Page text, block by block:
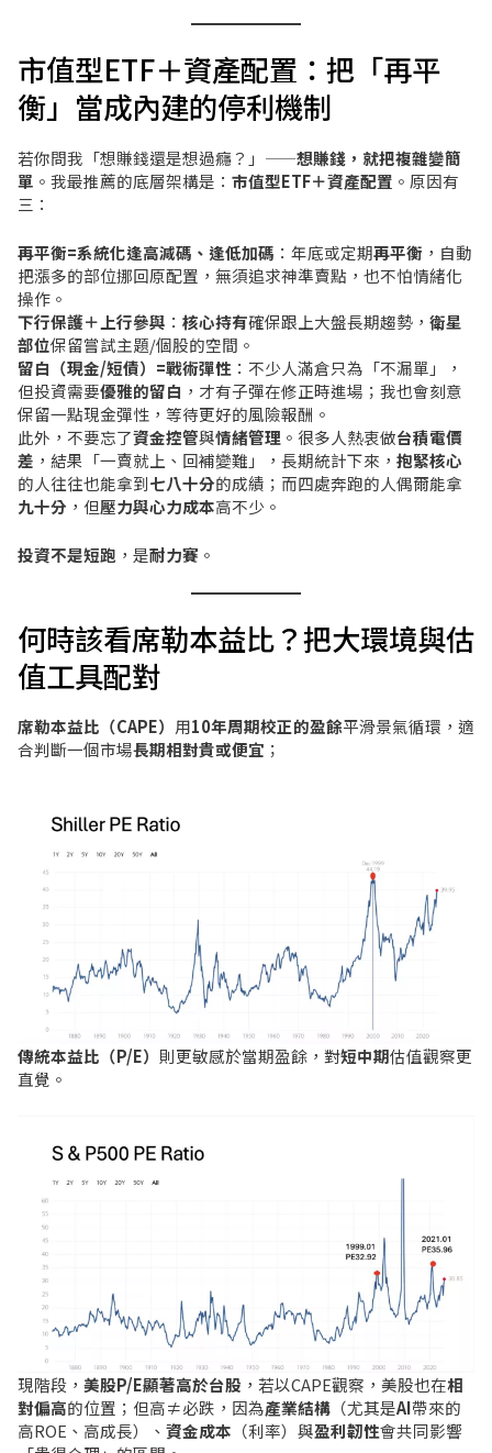
市值型ETF＋資產配置：把「再平
衡」當成內建的停利機制
若你問我「想賺錢還是想過癮？」——想賺錢，就把複雜變簡
單 。我最推薦的底層架構是： 市值型ETF＋資產配置 。原因有
三：
再平衡=系統化逢高減碼、逢低加碼 ：年底或定期再平衡 ，自動
把漲多的部位挪回原配置，無須追求神準賣點，也不怕情緒化
操作。
下行保護＋上行參與 ： 核心持有確保跟上大盤長期趨勢， 衛星
部位保留嘗試主題/個股的空間。
留白（現金/短債）=戰術彈性 ：不少人滿倉只為「不漏單」，
但投資需要優雅的留白 ，才有子彈在修正時進場；我也會刻意
保留一點現金彈性，等待更好的風險報酬。
此外，不要忘了資金控管與情緒管理 。很多人熱衷做台積電價
差 ，結果「一賣就上、回補變難」，長期統計下來， 抱緊核心
的人往往也能拿到七八十分的成績；而四處奔跑的人偶爾能拿
九十分 ，但壓力與心力成本高不少。
投資不是短跑 ，是耐力賽 。
何時該看席勒本益比？把大環境與估
值工具配對
席勒本益比（CAPE） 用10年周期校正的盈餘平滑景氣循環，適
合判斷一個市場長期相對貴或便宜 ；
傳統本益比（P/E） 則更敏感於當期盈餘，對短中期估值觀察更
直覺。
現階段， 美股P/E顯著高於台股，若以CAPE觀察，美股也在相
對偏高的位置；但高≠必跌，因為產業結構（尤其是AI帶來的
高ROE、高成長）、 資金成本 （利率）與盈利韌性會共同影響